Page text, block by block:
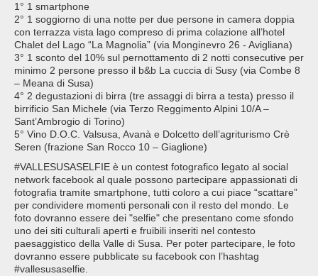
1° 1 smartphone
2° 1 soggiorno di una notte per due persone in camera doppia
con terrazza vista lago compreso di prima colazione all’hotel
Chalet del Lago “La Magnolia” (via Monginevro 26 - Avigliana)
3° 1 sconto del 10% sul pernottamento di 2 notti consecutive per
minimo 2 persone presso il b&b La cuccia di Susy (via Combe 8
– Meana di Susa)
4° 2 degustazioni di birra (tre assaggi di birra a testa) presso il
birrificio San Michele (via Terzo Reggimento Alpini 10/A –
Sant’Ambrogio di Torino)
5° Vino D.O.C. Valsusa, Avanà e Dolcetto dell’agriturismo Crè
Seren (frazione San Rocco 10 – Giaglione)
#VALLESUSASELFIE è un contest fotografico legato al social
network facebook al quale possono partecipare appassionati di
fotografia tramite smartphone, tutti coloro a cui piace “scattare”
per condividere momenti personali con il resto del mondo. Le
foto dovranno essere dei "selfie" che presentano come sfondo
uno dei siti culturali aperti e fruibili inseriti nel contesto
paesaggistico della Valle di Susa. Per poter partecipare, le foto
dovranno essere pubblicate su facebook con l’hashtag
#vallesusaselfie.